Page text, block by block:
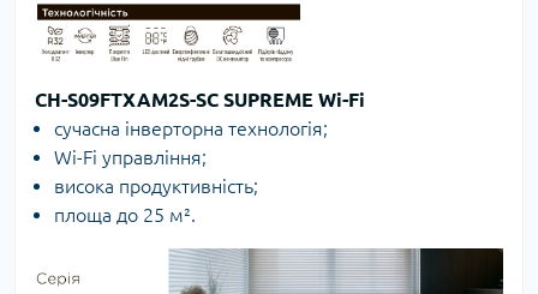
CH-S09FTXAM2S-SC SUPREME Wi-Fi
сучасна інверторна технологія;
Wi-Fi управління;
висока продуктивність;
площа до 25 м².